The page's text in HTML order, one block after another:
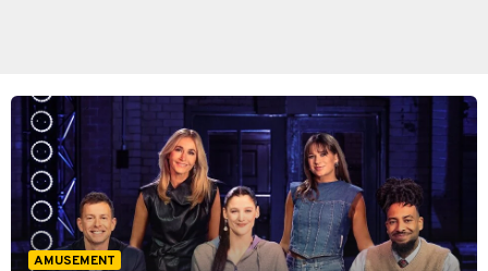
AMUSEMENT